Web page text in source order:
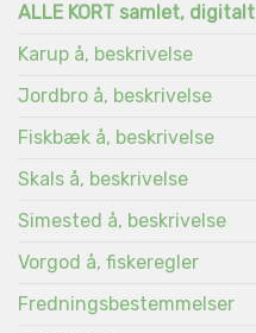
ALLE KORT samlet, digitalt
Karup å, beskrivelse
Jordbro å, beskrivelse
Fiskbæk å, beskrivelse
Skals å, beskrivelse
Simested å, beskrivelse
Vorgod å, fiskeregler
Fredningsbestemmelser